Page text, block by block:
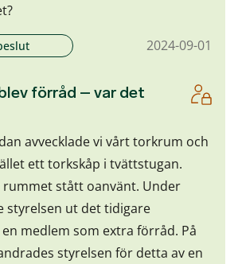
2024-09-01
förråd – var det
avvecklade vi vårt torkrum och
ett torkskåp i tvättstugan.
rummet stått oanvänt. Under
styrelsen ut det tidigare
medlem som extra förråd. På
styrelsen för detta av en